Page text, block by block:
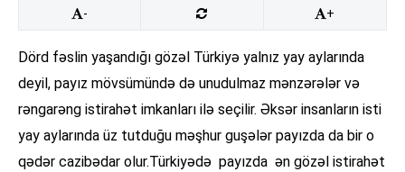
- +
Dörd fəslin yaşandığı gözəl Türkiyə yalnız yay aylarında
deyil, payız mövsümündə də unudulmaz mənzərələr və
rəngarəng istirahət imkanları ilə seçilir. Əksər insanların isti
yay aylarında üz tutduğu məşhur guşələr payızda da bir o
qədər cazibədar olur.Türkiyədə payızda ən gözəl istirahət